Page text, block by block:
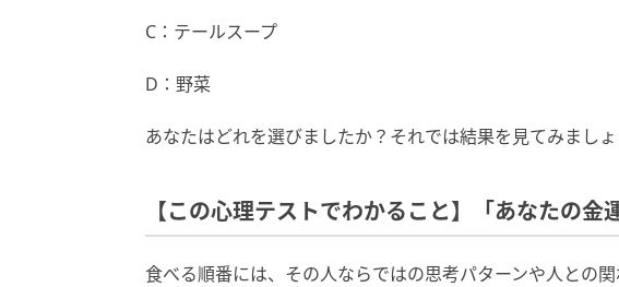
C：テールスープ
D：野菜
あなたはどれを選びましたか？それでは結果を見てみましょ
【この心理テストでわかること】「あなたの金
食べる順番には、その人ならではの思考パターンや人との